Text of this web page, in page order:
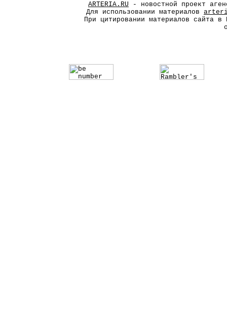
ARTERIA.RU - новостной проект
Для использовании материалов
При цитировании материалов сайта